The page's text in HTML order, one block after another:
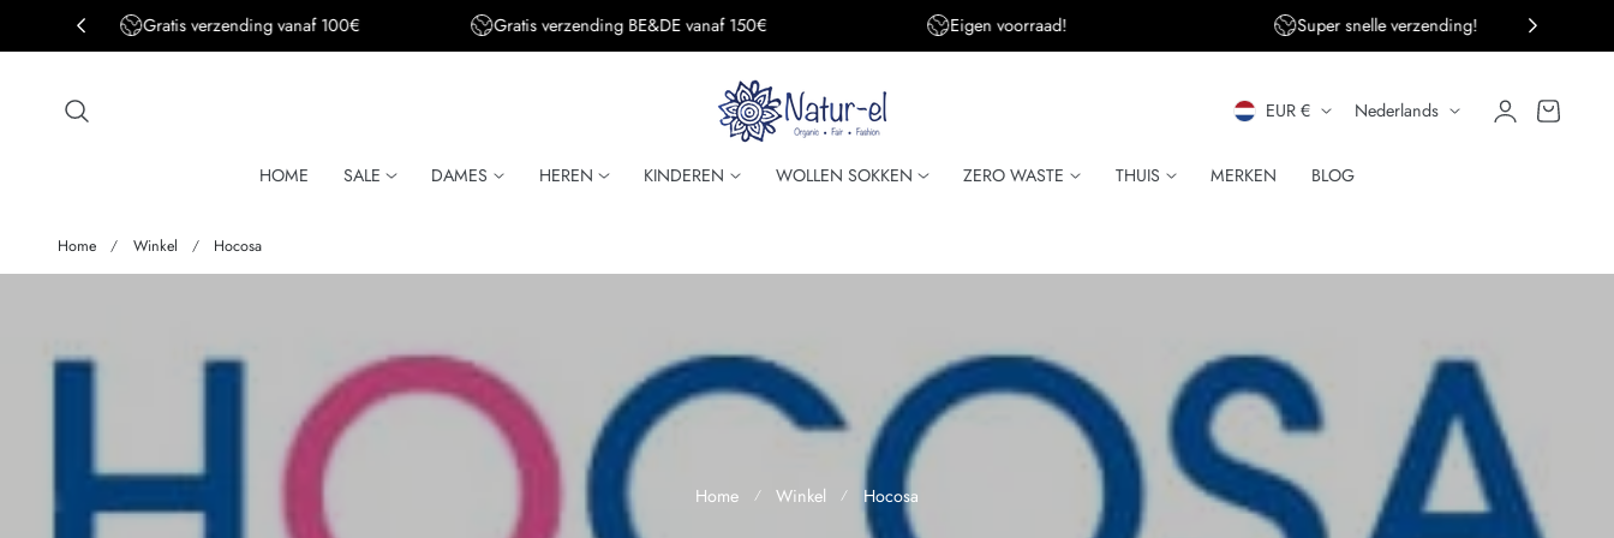
de inhoud Gratis verzending BE&DE vanaf 150€ Eigen voorraad! Super snelle verzending! Persoonlijke klantenservice
HOME SALE DAMES HEREN KINDEREN WOLLEN SOKKEN ZERO WASTE THUIS MERKEN BLOG
L
A
D
R
E
G
I
EUR €
T
A
L
Nederlands Inloggen
Winkelwagen
Home Winkel Hocosa
Home Winkel Hocosa